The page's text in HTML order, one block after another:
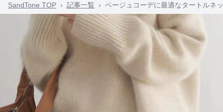
SandTone TOP › 記事一覧 › ベージュコーデに最適なタートルネ